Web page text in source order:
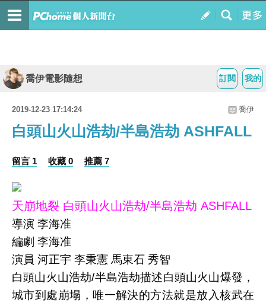
我的
訂閱
喬伊電影隨想
2019-12-23 17:14:24 喬伊
白頭山火山浩劫/半島浩劫 ASHFALL
留言 1 收藏 0 推薦 7
天崩地裂 白頭山火山浩劫/半島浩劫 ASHFALL
導演 李海准
編劇 李海准
演員 河正宇 李秉憲 馬東石 秀智
白頭山火山浩劫/半島浩劫描述白頭山火山爆發，
城市到處崩塌，唯一解決的方法就是放入核武在